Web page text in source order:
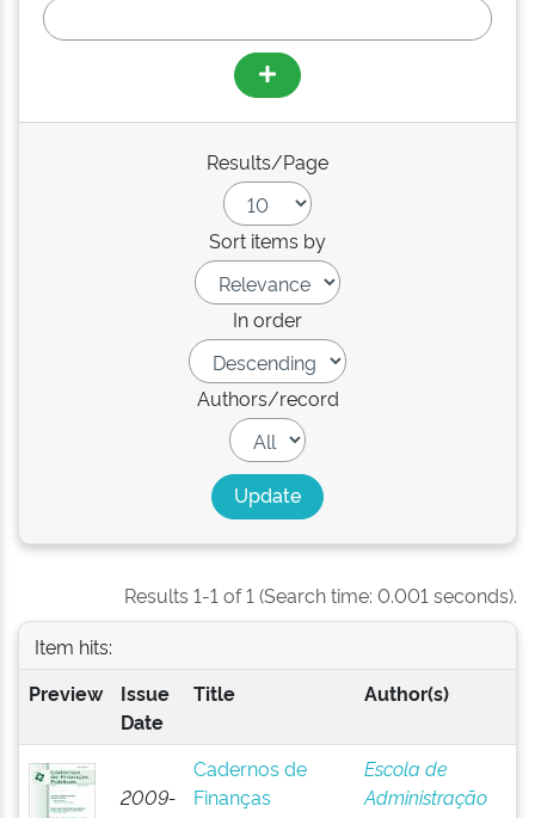
Results/Page
Sort items by
In order
Authors/record
Results 1-1 of 1 (Search time: 0.001 seconds).
Item hits:
Preview
Issue
Date
Title Author(s)
2009-
Cadernos de
Finanças
Escola de
Administração